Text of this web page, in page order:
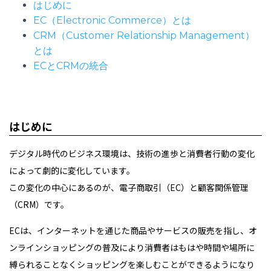
はじめに
EC（Electronic Commerce）とは
CRM（Customer Relationship Management）
とは
ECとCRMの統合
はじめに
デジタル時代のビジネス環境は、技術の進歩と消費者行動の変化
によって劇的に変化しています。
この変化の中心にあるのが、電子商取引（EC）と顧客関係管理
（CRM）です。
ECは、インターネットを通じた商品やサービスの販売を指し、オ
ンラインショッピングの普及により消費者はもはや時間や場所に
縛られることなくショッピングを楽しむことができるようになり